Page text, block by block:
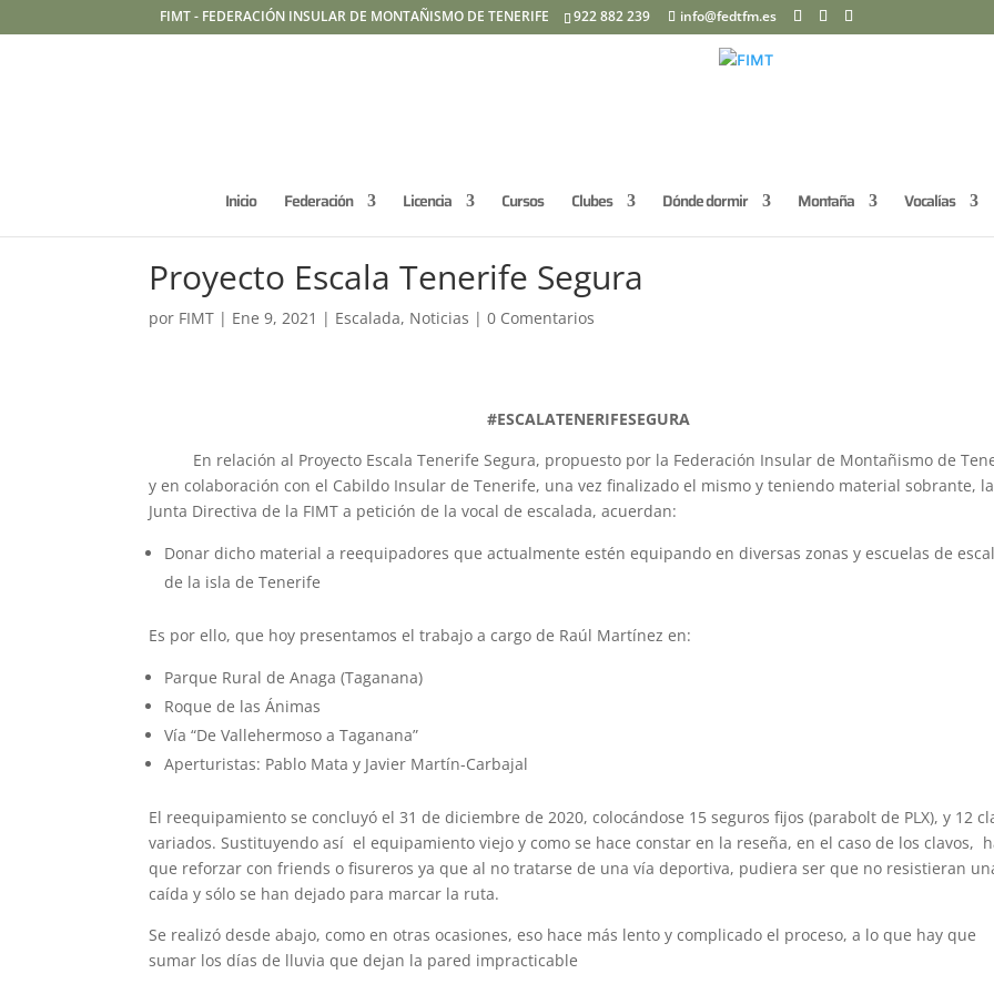
FIMT - FEDERACIÓN INSULAR DE MONTAÑISMO DE TENERIFE 922 882 239 info@fedtfm.es
Inicio Federación Licencia Cursos Clubes Dónde dormir Montaña Vocalías
Proyecto Escala Tenerife Segura
por FIMT | Ene 9, 2021 | Escalada, Noticias |0 Comentarios
#ESCALATENERIFESEGURA
En relación al Proyecto Escala Tenerife Segura, propuesto por la Federación Insular de Montañismo de
y en colaboración con el Cabildo Insular de Tenerife, una vez finalizado el mismo y teniendo material sobrante, la
Junta Directiva de la FIMT a petición de la vocal de escalada, acuerdan:
Donar dicho material a reequipadores que actualmente estén equipando en diversas zonas y escuelas de
de la isla de Tenerife
Es por ello, que hoy presentamos el trabajo a cargo de Raúl Martínez en:
Parque Rural de Anaga (Taganana)
Roque de las Ánimas
Vía “De Vallehermoso a Taganana”
Aperturistas: Pablo Mata y Javier Martín-Carbajal
El reequipamiento se concluyó el 31 de diciembre de 2020, colocándose 15 seguros fijos (parabolt de PLX), y 12
variados. Sustituyendo así el equipamiento viejo y como se hace constar en la reseña, en el caso de los clavos,
que reforzar con friends o fisureros ya que al no tratarse de una vía deportiva, pudiera ser que no resistieran
caída y sólo se han dejado para marcar la ruta.
Se realizó desde abajo, como en otras ocasiones, eso hace más lento y complicado el proceso, a lo que hay que
sumar los días de lluvia que dejan la pared impracticable